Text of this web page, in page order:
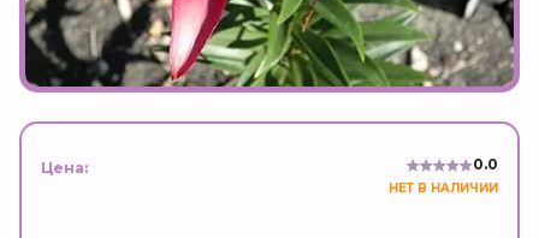
Цена: 0.0
НЕТ В НАЛИЧИИ